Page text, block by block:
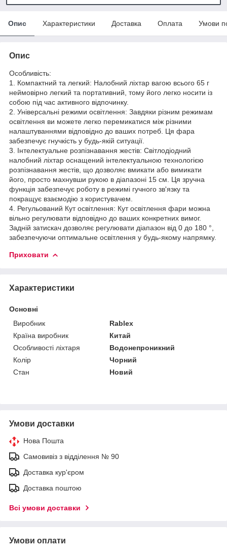
Опис Характеристики Доставка Оплата Умови
Опис
Особливість:
1. Компактний та легкий: Налобний ліхтар вагою всього 65 г
неймовірно легкий та портативний, тому його легко носити із
собою під час активного відпочинку.
2. Універсальні режими освітлення: Завдяки різним режимам
освітлення ви можете легко перемикатися між різними
налаштуваннями відповідно до ваших потреб. Ця фара
забезпечує гнучкість у будь-якій ситуації.
3. Інтелектуальне розпізнавання жестів: Світлодіодний
налобний ліхтар оснащений інтелектуальною технологією
розпізнавання жестів, що дозволяє вмикати або вимикати
його, просто махнувши рукою в діапазоні 15 см. Ця зручна
функція забезпечує роботу в режимі гучного зв'язку та
покращує взаємодію з користувачем.
4. Регульований Кут освітлення: Кут освітлення фари можна
вільно регулювати відповідно до ваших конкретних вимог.
Задній затискач дозволяє регулювати діапазон від 0 до 180 °,
забезпечуючи оптимальне освітлення у будь-якому напрямку.
Приховати
Характеристики
Основні
Виробник
Rablex
Країна виробник
Китай
Особливості ліхтаря
Водонепроникний
Колір
Чорний
Стан
Новий
Умови доставки
Нова Пошта
Самовивіз з відділення № 90
Доставка кур'єром
Доставка поштою
Всі умови доставки
Умови оплати